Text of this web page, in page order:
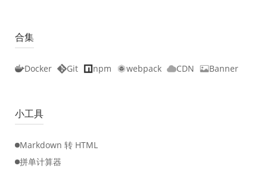
合集
Docker Git npm webpack CDN Banner
小工具
Markdown 转 HTML
拼单计算器